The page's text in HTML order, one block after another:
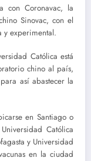
con Coronavac, la
Sinovac, con el
y experimental.
Católica está
chino al país,
así abastecer la
en Santiago o
Católica
y Universidad
en la ciudad